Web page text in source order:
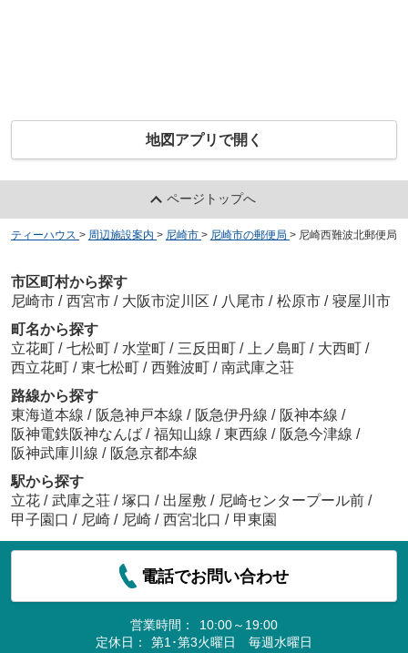
地図アプリで開く
ページトップへ
ティーハウス > 周辺施設案内 > 尼崎市 > 尼崎市の郵便局 > 尼崎西難波北郵便局
市区町村から探す
尼崎市 / 西宮市 / 大阪市淀川区 / 八尾市 / 松原市 / 寝屋川市
町名から探す
立花町 / 七松町 / 水堂町 / 三反田町 / 上ノ島町 / 大西町 /
西立花町 / 東七松町 / 西難波町 / 南武庫之荘
路線から探す
東海道本線 / 阪急神戸本線 / 阪急伊丹線 / 阪神本線 /
阪神電鉄阪神なんば / 福知山線 / 東西線 / 阪急今津線 /
阪神武庫川線 / 阪急京都本線
駅から探す
立花 / 武庫之荘 / 塚口 / 出屋敷 / 尼崎センタープール前 /
甲子園口 / 尼崎 / 尼崎 / 西宮北口 / 甲東園
電話でお問い合わせ
営業時間：
10:00～19:00
定休日：
第1･第3火曜日 毎週水曜日